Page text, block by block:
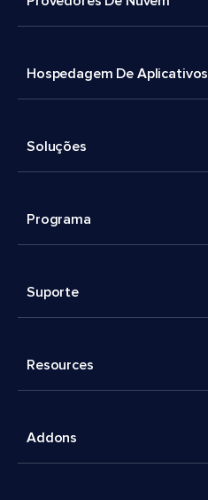
Hospedagem De Aplicativos
Soluções
Programa
Suporte
Resources
Addons